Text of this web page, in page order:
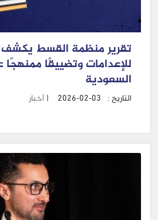
تقرير منظمة القسط يكشف
للإعدامات وتضييقًا
السعودية
التاريخ : 2026-02-03
| أخبار